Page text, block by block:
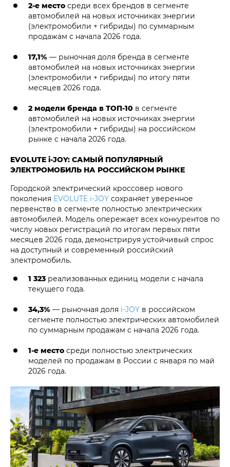
2-е место среди всех брендов в сегменте
автомобилей на новых источниках энергии
(электромобили + гибриды) по суммарным
продажам с начала 2026 года.
17,1% — рыночная доля бренда в сегменте
автомобилей на новых источниках энергии
(электромобили + гибриды) по итогу пяти
месяцев 2026 года.
2 модели бренда в ТОП-10 в сегменте
автомобилей на новых источниках энергии
(электромобили + гибриды) на российском
рынке с начала 2026 года.
EVOLUTE i‑JOY: САМЫЙ ПОПУЛЯРНЫЙ
ЭЛЕКТРОМОБИЛЬ НА РОССИЙСКОМ РЫНКЕ
Городской электрический кроссовер нового
поколения EVOLUTE i‑JOY сохраняет уверенное
первенство в сегменте полностью электрических
автомобилей. Модель опережает всех конкурентов по
числу новых регистраций по итогам первых пяти
месяцев 2026 года, демонстрируя устойчивый спрос
на доступный и современный российский
электромобиль.
1 323 реализованных единиц модели с начала
текущего года.
34,3% — рыночная доля i‑JOY в российском
сегменте полностью электрических автомобилей
по суммарным продажам с начала 2026 года.
1-е место среди полностью электрических
моделей по продажам в России с января по май
2026 года.